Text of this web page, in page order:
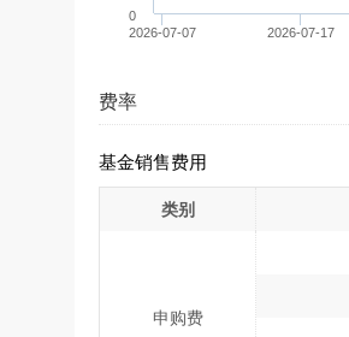
2026-07-07 2026-07-17
0
费率
基金销售费用
类别
申购费